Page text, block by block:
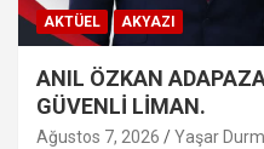
AKTÜEL AKYAZI
ANIL ÖZKAN
GÜVENLİ LİMAN.
Ağustos 7, 2026 Yaşar